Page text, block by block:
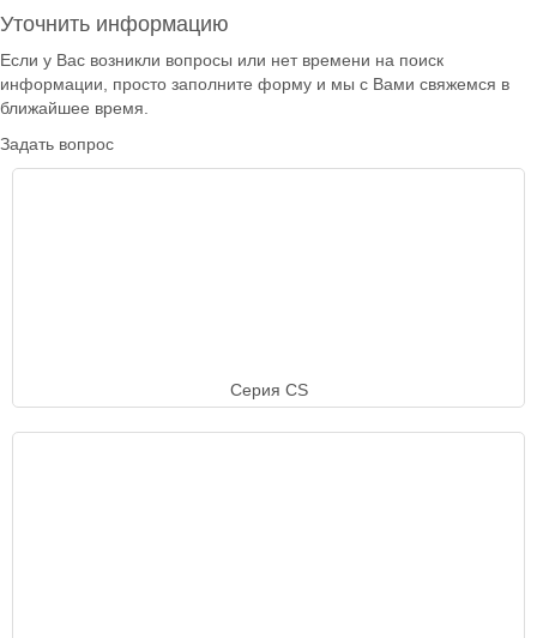
Уточнить информацию
Если у Вас возникли вопросы или нет времени на поиск
информации, просто заполните форму и мы с Вами свяжемся в
ближайшее время.
Задать вопрос
Серия CS